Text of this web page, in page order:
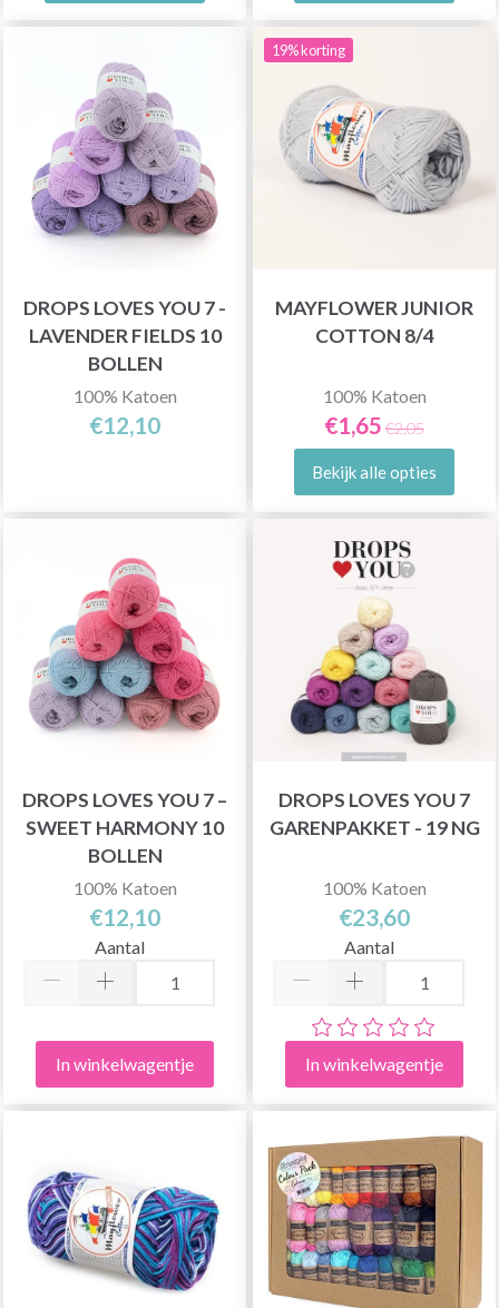
DROPS LOVES YOU 7 -
LAVENDER FIELDS 10
BOLLEN
100% Katoen
€12,10
19% korting
MAYFLOWER JUNIOR
COTTON 8/4
100% Katoen
€1,65 €2,05
Bekijk alle opties
DROPS LOVES YOU 7 –
SWEET HARMONY 10
BOLLEN
100% Katoen
€12,10
Aantal
In winkelwagentje
DROPS LOVES YOU 7
GARENPAKKET - 19 NG
100% Katoen
€23,60
Aantal
In winkelwagentje